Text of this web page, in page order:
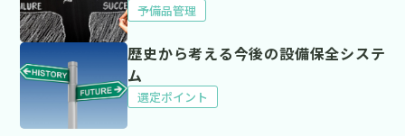
予備品管理
歴史から考える今後の設備保全システ
ム
選定ポイント